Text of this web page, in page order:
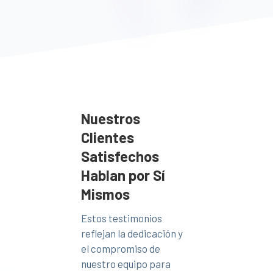
Nuestros
Clientes
Satisfechos
Hablan por Sí
Mismos
Estos testimonios
reflejan la dedicación y
el compromiso de
nuestro equipo para